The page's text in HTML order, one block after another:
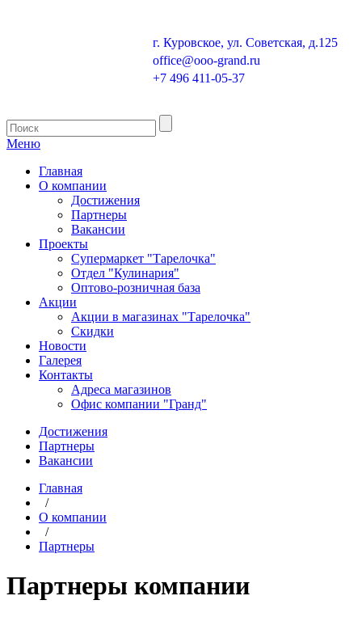
г. Куровское, ул. Советская, д.125
office@ooo-grand.ru
+7 496 411-05-37
Меню
Главная
О компании
Достижения
Партнеры
Вакансии
Проекты
Супермаркет "Тарелочка"
Отдел "Кулинария"
Оптово-розничная база
Акции
Акции в магазинах "Тарелочка"
Скидки
Новости
Галерея
Контакты
Адреса магазинов
Офис компании "Гранд"
Достижения
Партнеры
Вакансии
Главная
/
О компании
/
Партнеры
Партнеры компании